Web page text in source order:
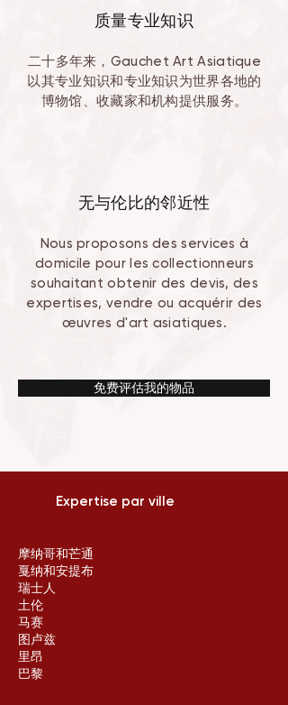
质量专业知识
二十多年来，Gauchet Art Asiatique
以其专业知识和专业知识为世界各地的
博物馆、收藏家和机构提供服务。
无与伦比的邻近性
Nous proposons des services à
domicile pour les collectionneurs
souhaitant obtenir des devis, des
expertises, vendre ou acquérir des
œuvres d'art asiatiques.
免费评估我的物品
Expertise par ville
摩纳哥和芒通
戛纳和安提布
瑞士人
土伦
马赛
图卢兹
里昂
巴黎